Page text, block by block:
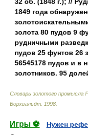
1849 года
золота 80 пудов 9
рудничными
пудов 25 фунтов 26
56545178 пудов и в
золотников. 95
Словарь золотого промысла
Борхвальдт 1998
Игры ⚽
Нужен